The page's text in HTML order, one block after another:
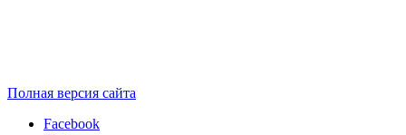
Полная версия сайта
Facebook